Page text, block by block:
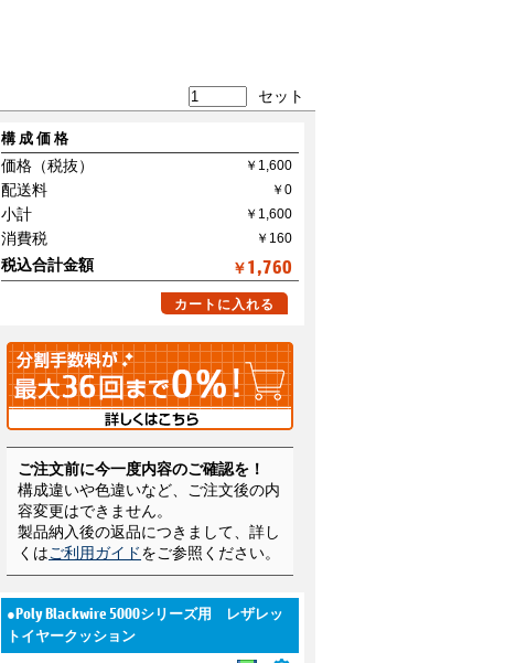
セット
構成価格
価格（税抜）
配送料
小計
消費税
税込合計金額 ￥1,760
カートに入れる
ご注文前に今一度内容のご確認を！
構成違いや色違いなど、ご注文後の内
容変更はできません。
製品納入後の返品につきまして、詳し
くはご利用ガイドをご参照ください。
●Poly Blackwire 5000シリーズ用 レザレッ
トイヤークッション